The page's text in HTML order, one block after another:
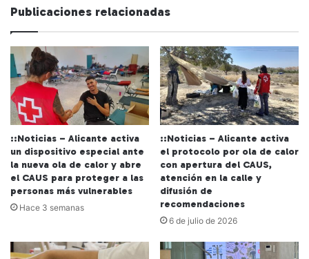
we
Publicaciones relacionadas
::Noticias – Alicante activa
un dispositivo especial ante
la nueva ola de calor y abre
el CAUS para proteger a las
personas más vulnerables
Hace 3 semanas
::Noticias – Alicante activa
el protocolo por ola de calor
con apertura del CAUS,
atención en la calle y
difusión de
recomendaciones
6 de julio de 2026